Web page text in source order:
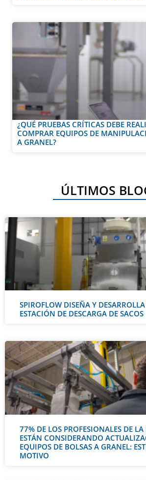
¿QUÉ PRUEBAS CRÍTICAS DEBE
COMPRAR EQUIPOS DE
A GRANEL?
ÚLTIMOS
SPIROFLOW DISEÑA Y
ESTACIÓN DE DESCARGA DE SACOS
77% DE LOS PROFESIONALES DE
ESTÁN CONSIDERANDO
EQUIPOS DE BOLSAS A GRANEL:
MOTIVO